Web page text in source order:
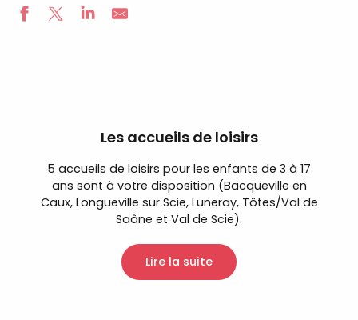
Les accueils de loisirs
5 accueils de loisirs pour les enfants de 3 à 17
ans sont à votre disposition (Bacqueville en
Caux, Longueville sur Scie, Luneray, Tôtes/Val de
Saâne et Val de Scie).
Lire la suite